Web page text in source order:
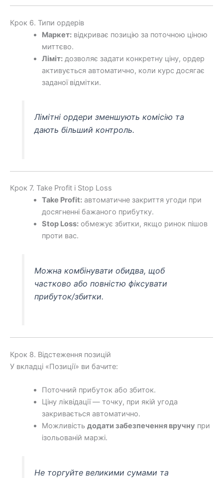
Крок 6. Типи ордерів
Маркет:відкриває позицію за поточною ціною
миттєво.
Ліміт:дозволяє задати конкретну ціну, ордер
активується автоматично, коли курс досягає
заданої відмітки.
Лімітні ордери зменшують комісію та
дають більший контроль.
Крок 7. Take Profit і Stop Loss
Take Profit:автоматичне закриття угоди при
досягненні бажаного прибутку.
Stop Loss:обмежує збитки, якщо ринок пішов
проти вас.
Можна комбінувати обидва, щоб
частково або повністю фіксувати
прибуток/збитки.
Крок 8. Відстеження позицій
У вкладці «Позиції» ви бачите:
Поточний прибуток або збиток.
Ціну ліквідації — точку, при якій угода
закривається автоматично.
Можливість додати забезпечення вручну при
ізольованій маржі.
Не торгуйте великими сумами та